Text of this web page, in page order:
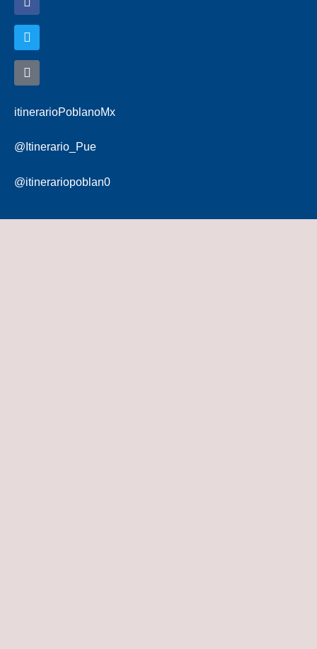
itinerarioPoblanoMx
@Itinerario_Pue
@itinerariopoblan0